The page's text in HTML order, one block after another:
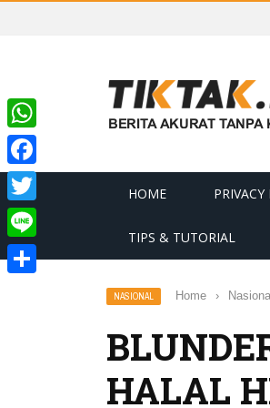
HOME PRIVACY
TIPS & TUTORIAL
NASIONAL Home › Nasional
HALAL
WhatsApp
Facebook
Twitter
Line